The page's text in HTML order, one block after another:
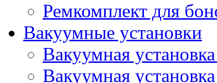
Ремкомплект для
Вакуумные установки
Вакуумная
Вакуумная